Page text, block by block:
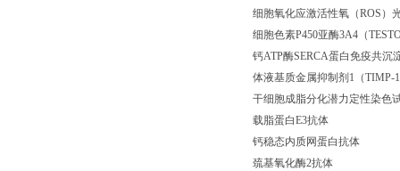
细胞氧化应激活性氧（ROS ）
细胞色素P450亚酶3A4 （
钙ATP酶SERCA蛋白免疫共沉
体液基质金属抑制剂 1 （TIMP-1
干细胞成脂分化潜力定性染色
载脂蛋白E3抗体
钙稳态内质网蛋白抗体
巯基氧化酶2抗体